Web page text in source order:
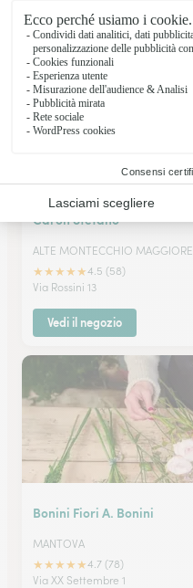
Vedi il negozio
Caron Stefano
ALTE MONTECCHIO MAGGIORE
★★★★★4.5 (58)
Via Rossini 13
Vedi il negozio
Bonini Fiori A. Bonini
MANTOVA
★★★★★4.7 (78)
Via XX Settembre 1